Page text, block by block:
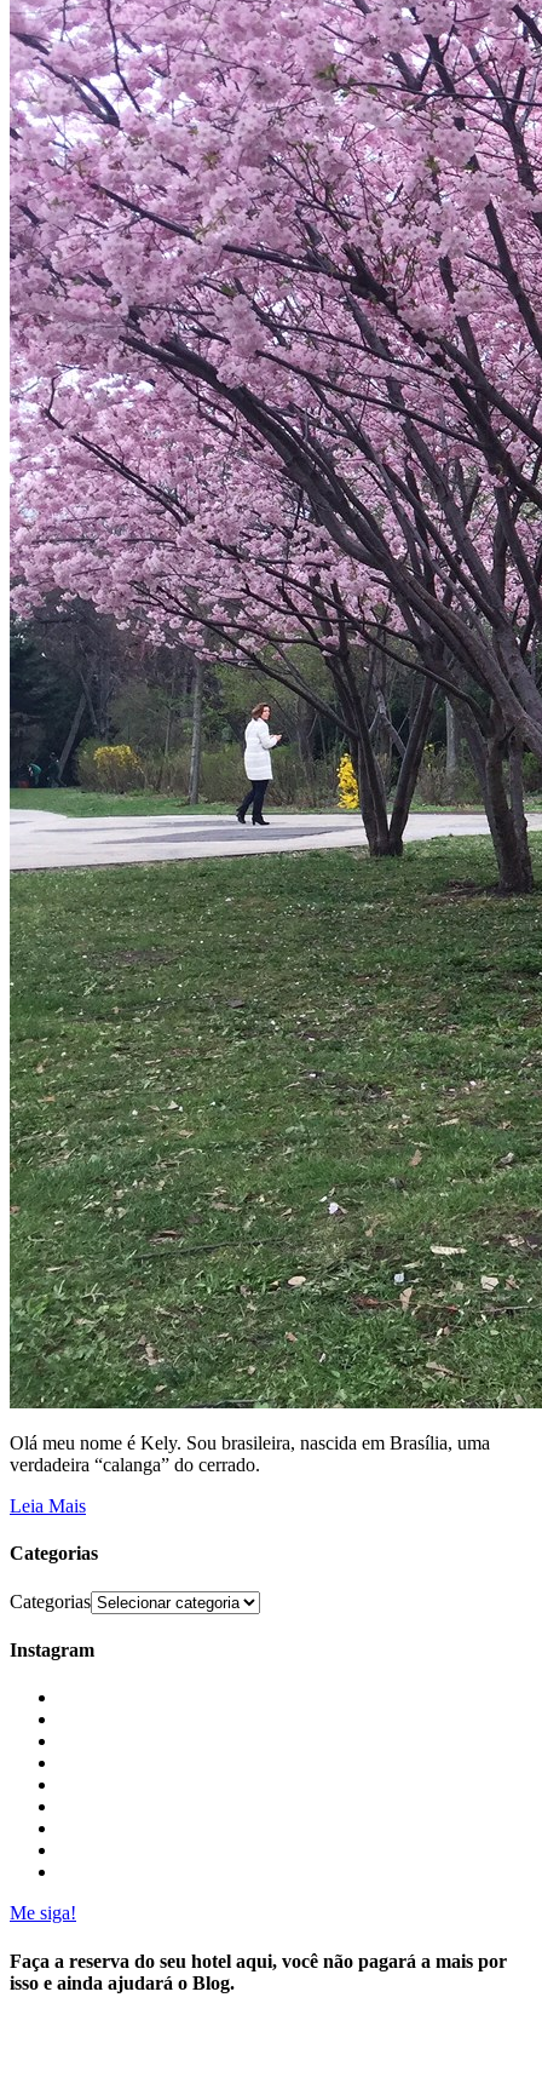
Olá meu nome é Kely. Sou brasileira, nascida em Brasília, uma
verdadeira “calanga” do cerrado.
Leia Mais
Categorias
Categorias
Instagram
Me siga!
Faça a reserva do seu hotel aqui, você não pagará a mais por
isso e ainda ajudará o Blog.